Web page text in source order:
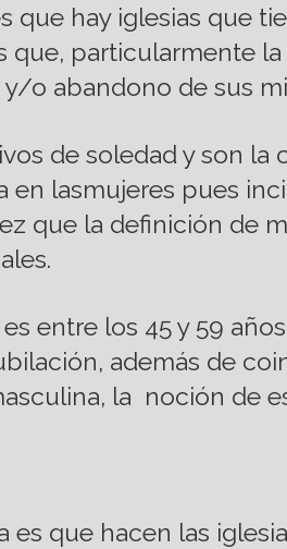
que hay iglesias que
particularmente
o abandono de sus
de soledad y son
lasmujeres pues
que la definición de
entre los 45 y 59
además de
la noción de
que hacen las